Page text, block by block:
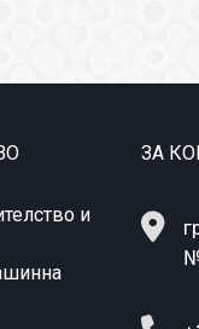
и
ЗА